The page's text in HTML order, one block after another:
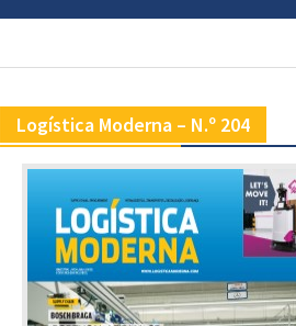
Logística Moderna – N.º 204